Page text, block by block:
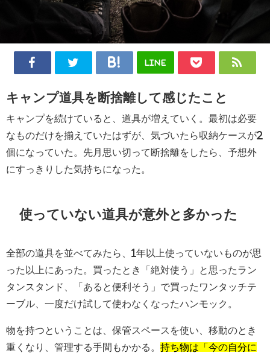
LINE
キャンプ道具を断捨離して感じたこと
キャンプを続けていると、道具が増えていく。最初は必要
なものだけを揃えていたはずが、気づいたら収納ケースが2
個になっていた。先月思い切って断捨離をしたら、予想外
にすっきりした気持ちになった。
使っていない道具が意外と多かった
全部の道具を並べてみたら、1年以上使っていないものが思
った以上にあった。買ったとき「絶対使う」と思ったラン
タンスタンド、「あると便利そう」で買ったワンタッチテ
ーブル、一度だけ試して使わなくなったハンモック。
物を持つということは、保管スペースを使い、移動のとき
重くなり、管理する手間もかかる。 持ち物は「今の自分に